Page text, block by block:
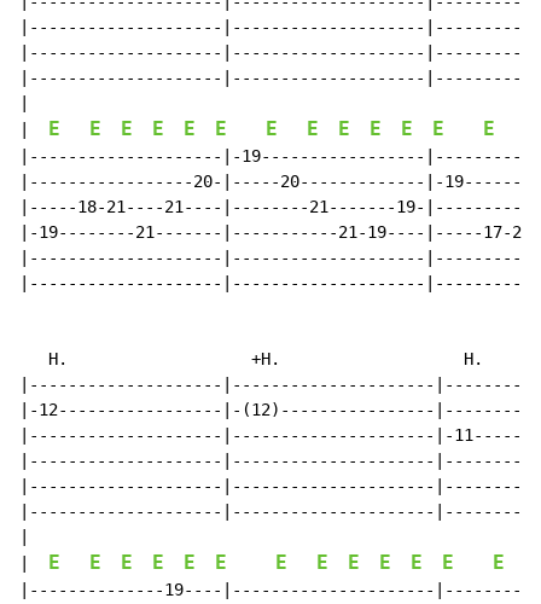
|--------------------|--------------------
|--------------------|--------------------
|--------------------|--------------------
E E E E E E E E E E E E E
|--------------------|-19-----------------
|-----------------20-|-----20-------------|-
|-----18-21----21----|--------21-------19-
|-19--------21-------|-----------21-19----|-----17-
|--------------------|--------------------
|--------------------|--------------------
H.                   +H.                   H.
|--------------------|---------------------
|-12-----------------|-(12)----------------
|--------------------|---------------------|-
|--------------------|---------------------
|--------------------|---------------------
|--------------------|---------------------
E E E E E E E E E E E E E
|--------------19----|---------------------